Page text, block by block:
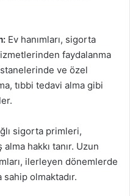
Ev hanımları, sigorta
faydalanma
ve özel
tıbbi tedavi alma gibi
sigorta primleri,
hakkı tanır. Uzun
ilerleyen dönemlerde
sahip olmaktadır.